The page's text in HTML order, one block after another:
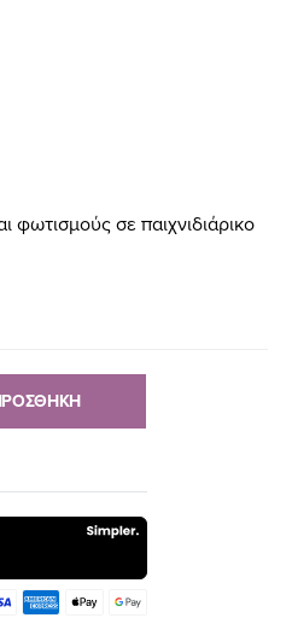
σε παιχνιδιάρικο